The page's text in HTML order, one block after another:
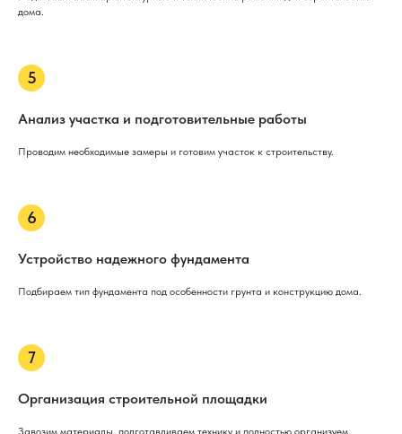
дома.
Анализ участка и подготовительные работы
Проводим необходимые замеры и готовим участок к строительству.
Устройство надежного фундамента
Подбираем тип фундамента под особенности грунта и конструкцию дома.
Организация строительной площадки
Завозим материалы, подготавливаем технику и полностью организуем